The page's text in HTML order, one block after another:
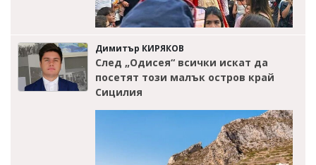
Димитър КИРЯКОВ
След „Одисея“ всички искат да
посетят този малък остров край
Сицилия